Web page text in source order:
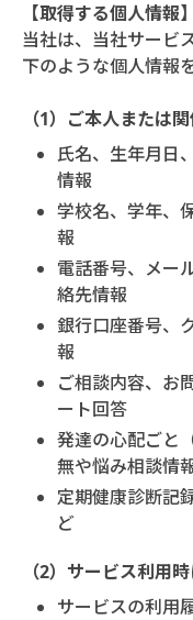
【取得する個人情報】
当社は、当社サービ
下のような個人情報
（1）ご本人または
氏名、生年月日
情報
学校名、学年、
報
電話番号、メー
絡先情報
銀行口座番号、
報
ご相談内容、お
ート回答
発達の心配ごと
無や悩み相談情
定期健康診断記
ど
（2）サービス利用
サービスの利用